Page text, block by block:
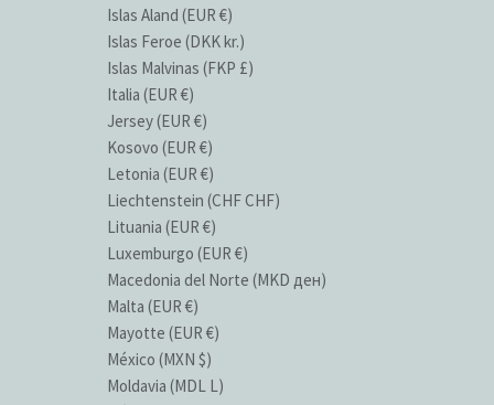
Islas Aland (EUR €)
Islas Feroe (DKK kr.)
Islas Malvinas (FKP £)
Italia (EUR €)
Jersey (EUR €)
Kosovo (EUR €)
Letonia (EUR €)
Liechtenstein (CHF CHF)
Lituania (EUR €)
Luxemburgo (EUR €)
Macedonia del Norte (MKD ден)
Malta (EUR €)
Mayotte (EUR €)
México (MXN $)
Moldavia (MDL L)